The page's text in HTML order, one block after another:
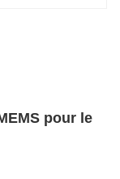
pour le